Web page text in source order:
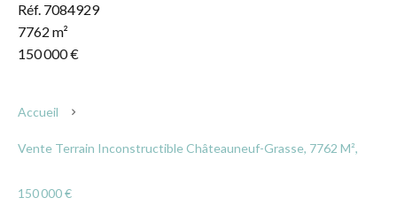
Réf. 7084929
7762 m²
150 000 €
Accueil
Vente Terrain Inconstructible Châteauneuf-Grasse, 7762 M²,
150 000 €